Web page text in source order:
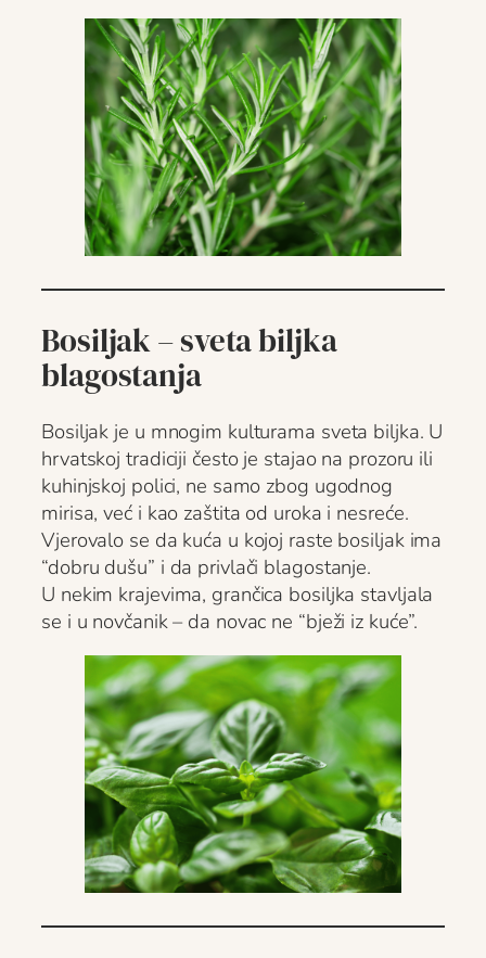
Bosiljak – sveta biljka
blagostanja
Bosiljak je u mnogim kulturama sveta biljka. U
hrvatskoj tradiciji često je stajao na prozoru ili
kuhinjskoj polici, ne samo zbog ugodnog
mirisa, već i kao zaštita od uroka i nesreće.
Vjerovalo se da kuća u kojoj raste bosiljak ima
“dobru dušu” i da privlači blagostanje.
U nekim krajevima, grančica bosiljka stavljala
se i u novčanik – da novac ne “bježi iz kuće”.